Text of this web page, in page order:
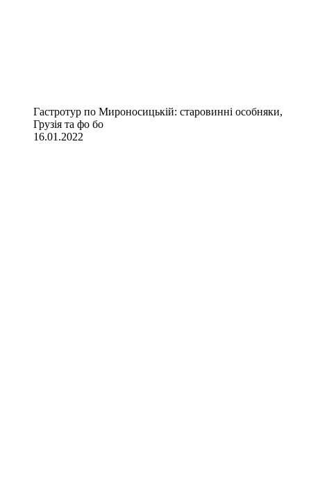
Гастротур по Мироносицькій: старовинні особняки,
Грузія та фо бо
16.01.2022